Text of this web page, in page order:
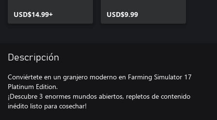
USD$14.99+
USD$9.99
Descripción
Conviértete en un granjero moderno en Farming Simulator 17
Platinum Edition.
¡Descubre 3 enormes mundos abiertos, repletos de contenido
inédito listo para cosechar!